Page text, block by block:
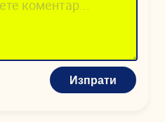
Изпрати